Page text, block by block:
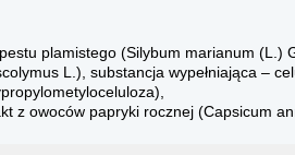
plamistego (Silybum marianum (L.)
L.), substancja wypełniająca –
z owoców papryki rocznej (Capsicum